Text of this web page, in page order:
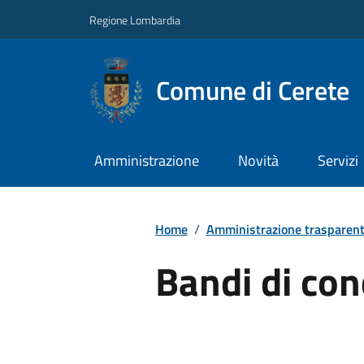
Regione Lombardia
Comune di Cerete
Amministrazione Novità Servizi
Home / Amministrazione
Bandi di